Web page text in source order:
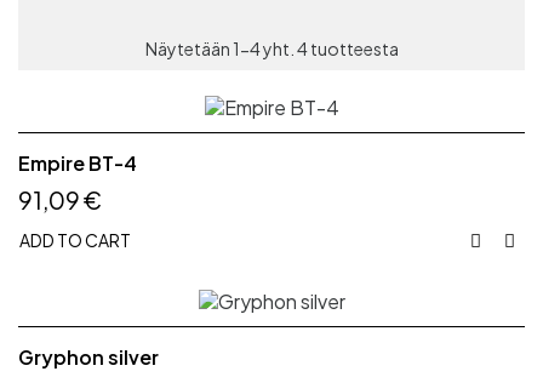
Näytetään 1-4 yht. 4 tuotteesta
Empire BT-4
91,09 €
ADD TO CART  
Gryphon silver